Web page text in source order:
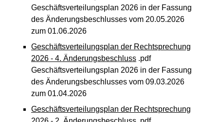
Geschäftsverteilungsplan 2026 in der Fassung
des Änderungsbeschlusses vom 20.05.2026
zum 01.06.2026
Geschäftsverteilungsplan der Rechtsprechung
2026 - 4. Änderungsbeschluss .pdf
Geschäftsverteilungsplan 2026 in der Fassung
des Änderungsbeschlusses vom 09.03.2026
zum 01.04.2026
Geschäftsverteilungsplan der Rechtsprechung